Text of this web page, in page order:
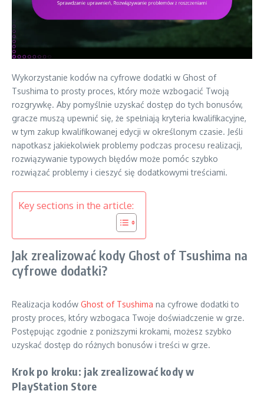
Wykorzystanie kodów na cyfrowe dodatki w Ghost of
Tsushima to prosty proces, który może wzbogacić Twoją
rozgrywkę. Aby pomyślnie uzyskać dostęp do tych bonusów,
gracze muszą upewnić się, że spełniają kryteria kwalifikacyjne,
w tym zakup kwalifikowanej edycji w określonym czasie. Jeśli
napotkasz jakiekolwiek problemy podczas procesu realizacji,
rozwiązywanie typowych błędów może pomóc szybko
rozwiązać problemy i cieszyć się dodatkowymi treściami.
Key sections in the article:
Jak zrealizować kody Ghost of Tsushima na
cyfrowe dodatki?
Realizacja kodów Ghost of Tsushima na cyfrowe dodatki to
prosty proces, który wzbogaca Twoje doświadczenie w grze.
Postępując zgodnie z poniższymi krokami, możesz szybko
uzyskać dostęp do różnych bonusów i treści w grze.
Krok po kroku: jak zrealizować kody w
PlayStation Store